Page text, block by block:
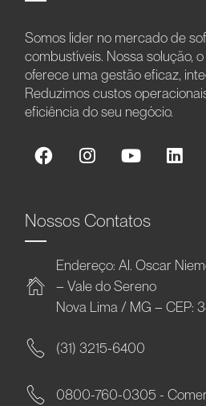
Somos líder no mercado de
combustíveis. Nossa solução,
oferece uma gestão eficaz,
Reduzimos custos
eficiência do seu negócio.
Nossos Contatos
Endereço: Al. Oscar
– Vale do Sereno
Nova Lima / MG – CEP:
(31) 3215-6400
0800-760-0305 -